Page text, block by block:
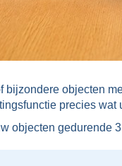
bijzondere objecten
precies wat
objecten gedurende